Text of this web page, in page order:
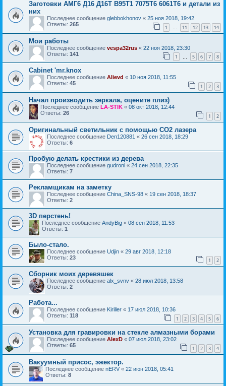
Заготовки АМГ6 Д16 Д16Т В95Т1 7075Т6 6061Т6 и детали из
них
Последнее сообщение glebbokhonov « 25 ноя 2018, 19:42
Ответы: 265 1 … 11 12 13 14
Мои работы
Последнее сообщение vespa32rus « 22 ноя 2018, 23:30
Ответы: 141 1 5 6 7 8
Cabinet 'mr.knox
Последнее сообщение Alievd « 10 ноя 2018, 11:55
Ответы: 45 1 2 3
Начал производить зеркала, оцените плиз)
Последнее сообщение LA-STIK « 08 окт 2018, 12:44
Ответы: 26 1 2
Оригинальный светильник с помощью CO2 лазера
Последнее сообщение Den120881 « 26 сен 2018, 18:29
Ответы: 6
Пробую делать крестики из дерева
Последнее сообщение gudroni « 24 сен 2018, 22:35
Ответы: 7
Рекламщикам на заметку
Последнее сообщение China_SNS-98 « 19 сен 2018, 18:37
Ответы: 2
3D перстень!
Последнее сообщение AndyBig « 08 сен 2018, 11:53
Ответы: 1
Было-стало.
Последнее сообщение Udjin « 29 авг 2018, 12:18
Ответы: 23 1 2
Сборник моих деревяшек
Последнее сообщение alx_svnv « 28 июл 2018, 13:58
Ответы: 2
Работа...
Последнее сообщение Kiriller « 17 июл 2018, 10:36
Ответы: 118 1 2 3 4 5 6
Установка для гравировки на стекле алмазными борами
Последнее сообщение AlexD « 07 июл 2018, 23:02
Ответы: 65 1 2 3 4
Вакуумный присос, эжектор.
Последнее сообщение nERV « 22 июн 2018, 05:41
Ответы: 8